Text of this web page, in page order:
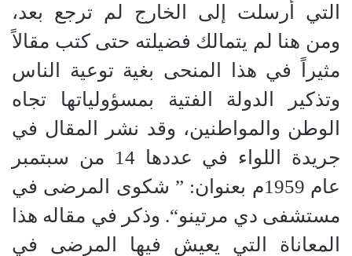
التي أرسلت إلى الخارج لم ترجع بعد،
ومن هنا لم يتمالك فضيلته حتى كتب مقالاً
مثيراً في هذا المنحى بغية توعية الناس
وتذكير الدولة الفتية بمسؤولياتها تجاه
الوطن والمواطنين، وقد نشر المقال في
جريدة اللواء في عددها
من سبتمبر
عام
م بعنوان: ” شكوى المرضى في
مستشفى دي مرتينو“. وذكر في مقاله هذا
المعاناة التي يعيش فيها المرضى في